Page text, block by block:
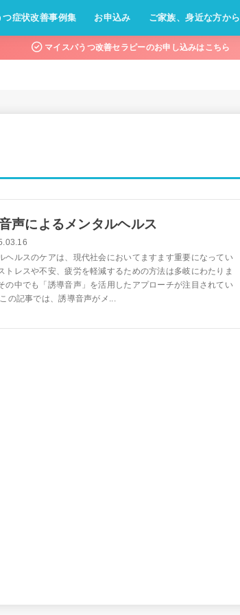
つ症状改善事例集 お申込み ご家族、身近な方か
マイスパうつ改善セラピーのお申し込みはこちら
声によるメンタルヘルス
ヘルスのケアは、現代社会においてますます重要になってい
トレスや不安、疲労を軽減するための方法は多岐にわたりま
の中でも「誘導音声」を活用したアプローチが注目されてい
の記事では、誘導音声がメ...